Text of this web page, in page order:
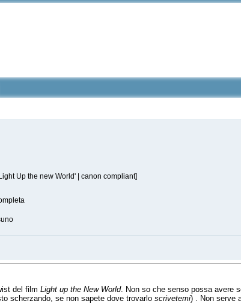
Up the new World' | canon compliant]
del filmLight up the New World. Non so che senso possa avere
scherzando, se non sapete dove trovarloscrivetemi) . Non serve